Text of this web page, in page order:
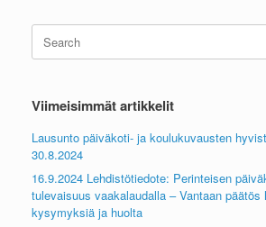
Search
for:
Viimeisimmät artikkelit
Lausunto päiväkoti- ja koulukuvausten
30.8.2024
16.9.2024 Lehdistötiedote: Perinteisen
tulevaisuus vaakalaudalla – Vantaan päätös
kysymyksiä ja huolta